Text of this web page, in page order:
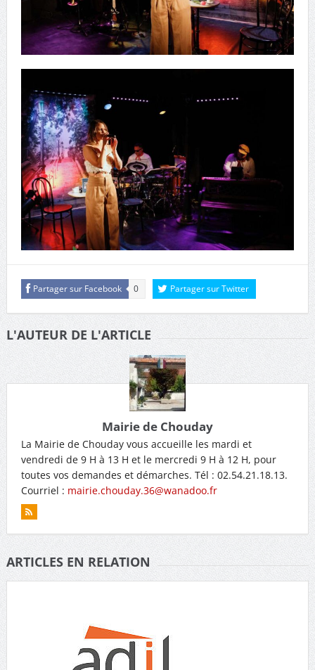
Partager sur Facebook 0 Partager sur Twitter
L'AUTEUR DE L'ARTICLE
Mairie de Chouday
La Mairie de Chouday vous accueille les mardi et
vendredi de 9 H à 13 H et le mercredi 9 H à 12 H, pour
toutes vos demandes et démarches. Tél : 02.54.21.18.13.
Courriel : mairie.chouday.36@wanadoo.fr
ARTICLES EN RELATION